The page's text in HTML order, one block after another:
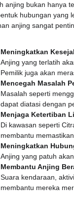
anjing bukan hanya
hubungan yang
anjing sangat
Meningkatkan
Anjing yang terlatih
Pemilik juga akan
Mencegah Masalah
Masalah seperti
dapat diatasi dengan
Menjaga Ketertiban
Di kawasan seperti
membantu
Meningkatkan
Anjing yang patuh
Membantu Anjing
Suara kendaraan,
membantu mereka